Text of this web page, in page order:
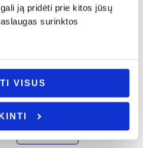
ją pridėti prie kitos jūsų
surinktos
VISUS
Tėvo diena
Medinė mentelė „Mylimam seneliui”
4.00